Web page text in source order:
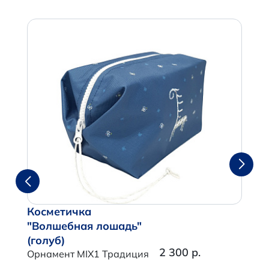
Косметичка
"Волшебная лошадь"
(голуб)
Орнамент MIX1 Традиция 2 300 р.